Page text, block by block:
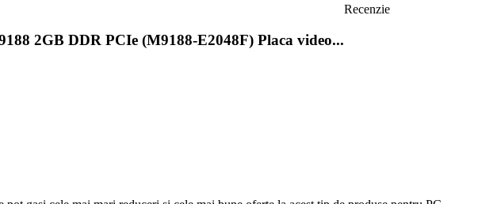
2GB DDR PCIe (M9188-E2048F) Placa video...
Recenzie